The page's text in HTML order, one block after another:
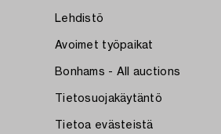
Lehdistö
Avoimet työpaikat
Bonhams - All auctions
Tietosuojakäytäntö
Tietoa evästeistä